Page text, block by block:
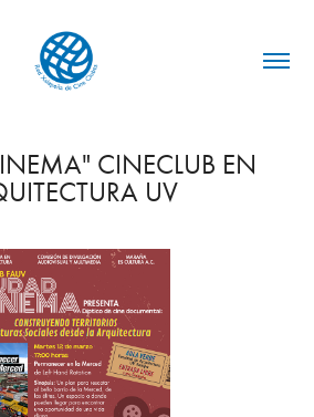
CINECLUB EN
UV